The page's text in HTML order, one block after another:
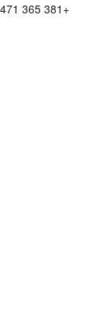
+381 365 471 977